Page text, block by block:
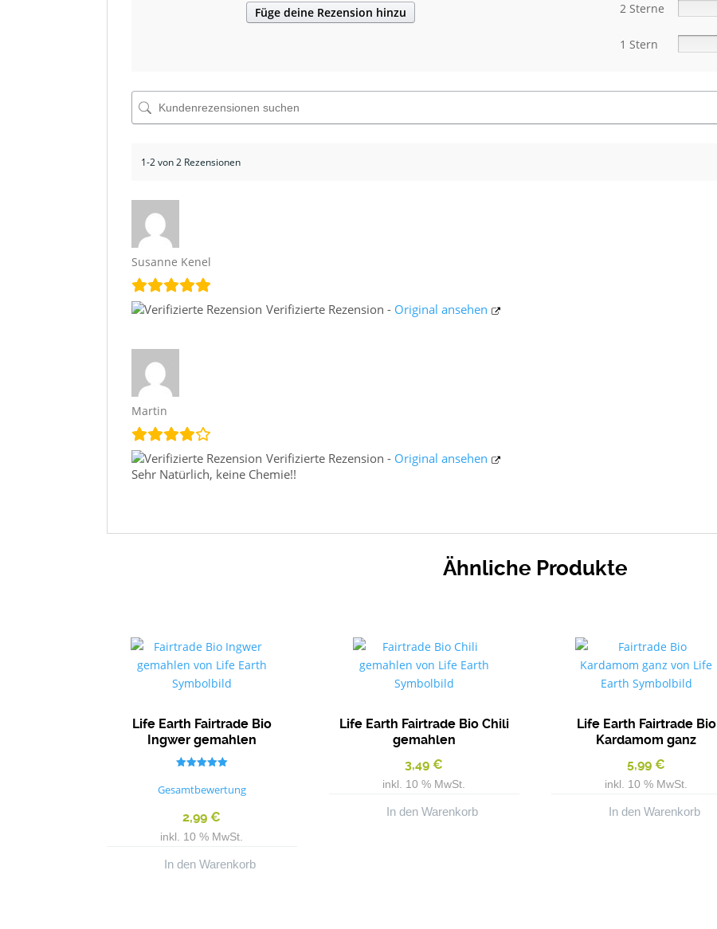
Füge deine Rezension hinzu 2 Sterne
1 Stern
1-2 von 2 Rezensionen
Susanne Kenel
Verifizierte Rezension - Original ansehen
Martin
Verifizierte Rezension - Original ansehen
Sehr Natürlich, keine Chemie!!
Ähnliche Produkte
Life Earth Fairtrade Bio
Ingwer gemahlen
5.00
von 5
Gesamtbewertung
2,99€
inkl. 10 % MwSt.
In den Warenkorb
Life Earth Fairtrade Bio Chili
gemahlen
3,49€
inkl. 10 % MwSt.
In den Warenkorb
Life Earth Fairtrade Bio
Kardamom ganz
5,99€
inkl. 10 % MwSt.
In den Warenkorb